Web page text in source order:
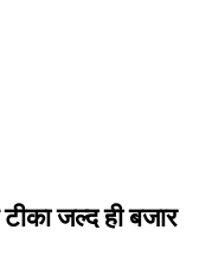
टीका जल्द ही बजार